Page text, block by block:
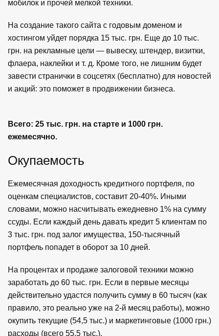
мобилок и прочей мелкой техники.
На создание такого сайта с годовым доменом и
хостингом уйдет порядка 15 тыс. грн. Еще до 10 тыс.
грн. на рекламные цели — вывеску, штендер, визитки,
флаера, наклейки и т. д. Кроме того, не лишним будет
завести странички в соцсетях (бесплатно) для новостей
и акций: это поможет в продвижении бизнеса.
Всего: 25 тыс. грн. на старте и 1000 грн.
ежемесячно.
Окупаемость
Ежемесячная доходность кредитного портфеля, по
оценкам специалистов, составит 20-40%. Иными
словами, можно насчитывать ежедневно 1% на сумму
ссуды. Если каждый день давать кредит 5 клиентам по
3 тыс. грн. под залог имущества, 150-тысячный
портфель попадет в оборот за 10 дней.
На процентах и продаже залоговой техники можно
заработать до 60 тыс. грн. Если в первые месяцы
действительно удастся получить сумму в 60 тысяч (как
правило, это реально уже на 2-й месяц работы), можно
окупить текущие (54,5 тыс.) и маркетинговые (1000 грн.)
расходы (всего 55,5 тыс.).